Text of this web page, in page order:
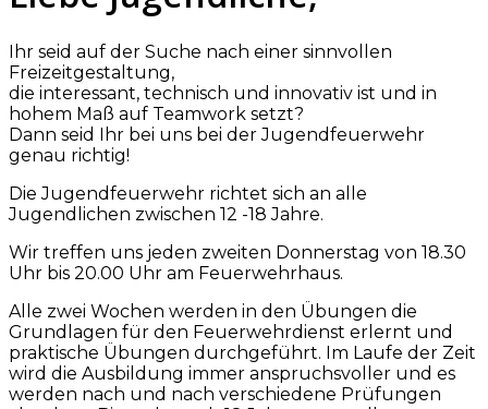
Ihr seid auf der Suche nach einer sinnvollen
Freizeitgestaltung,
die interessant, technisch und innovativ ist und in
hohem Maß auf Teamwork setzt?
Dann seid Ihr bei uns bei der Jugendfeuerwehr
genau richtig!
Die Jugendfeuerwehr richtet sich an alle
Jugendlichen zwischen 12 -18 Jahre.
Wir treffen uns jeden zweiten Donnerstag von 18.30
Uhr bis 20.00 Uhr am Feuerwehrhaus.
Alle zwei Wochen werden in den Übungen die
Grundlagen für den Feuerwehrdienst erlernt und
praktische Übungen durchgeführt. Im Laufe der Zeit
wird die Ausbildung immer anspruchsvoller und es
werden nach und nach verschiedene Prüfungen